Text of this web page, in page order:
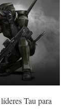
Tau para